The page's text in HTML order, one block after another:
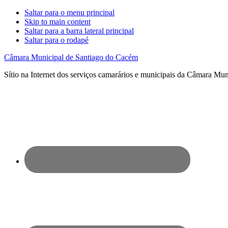
Saltar para o menu principal
Skip to main content
Saltar para a barra lateral principal
Saltar para o rodapé
Câmara Municipal de Santiago do Cacém
Sítio na Internet dos serviços camarários e municipais da Câmara